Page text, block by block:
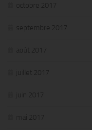
octobre 2017
septembre 2017
août 2017
juillet 2017
juin 2017
mai 2017